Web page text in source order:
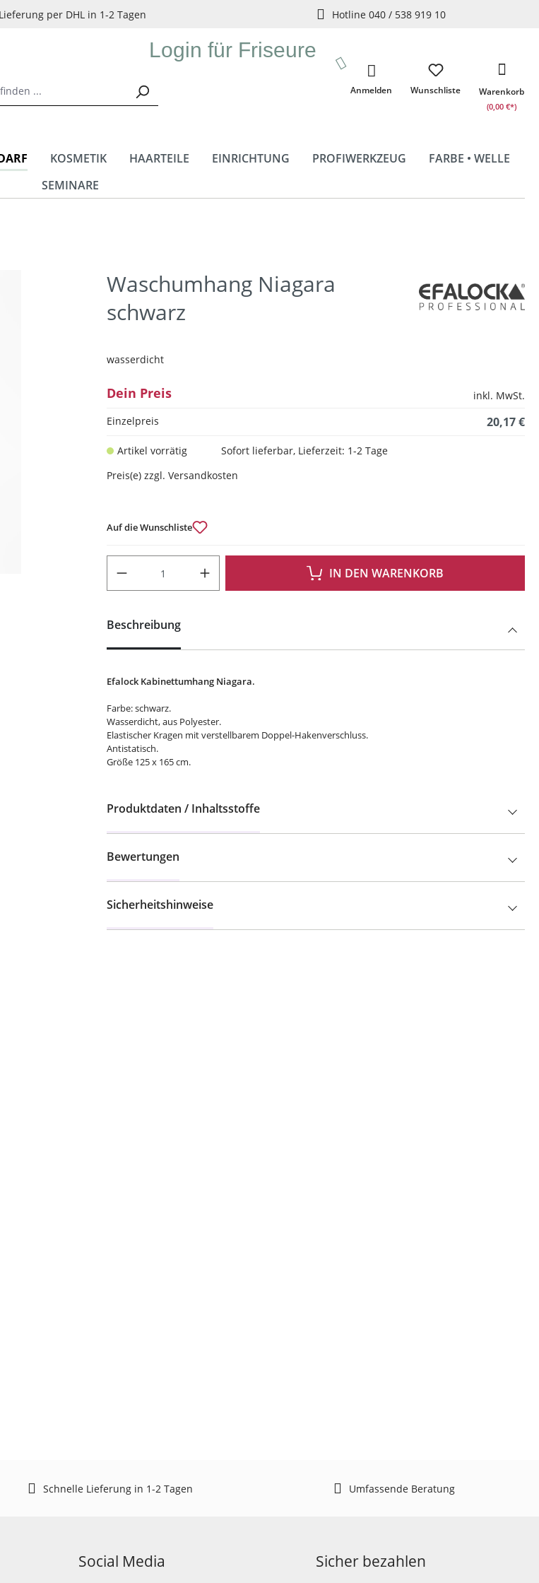
Lieferung per DHL in 1-2 Tagen Hotline 040 / 538 919 10
Login für Friseure
Wunschliste
Anmelden Warenkorb
(0,00 €*)
KOSMETIK HAARTEILE EINRICHTUNG PROFIWERKZEUG
FARBE • WELLE
SEMINARE
Waschumhang Niagara
schwarz
wasserdicht
Dein Preis
inkl. MwSt.
Einzelpreis
20,17 €
Artikel vorrätig
Sofort lieferbar, Lieferzeit: 1-2 Tage
Preis(e) zzgl. Versandkosten
Auf die Wunschliste
IN DEN WARENKORB
Beschreibung
Efalock Kabinettumhang Niagara.
Farbe: schwarz.
Wasserdicht, aus Polyester.
Elastischer Kragen mit verstellbarem Doppel-Hakenverschluss.
Antistatisch.
Größe 125 x 165 cm.
Produktdaten / Inhaltsstoffe
Bewertungen
Sicherheitshinweise
Schnelle Lieferung in 1-2 Tagen Umfassende Beratung
Social Media Sicher bezahlen